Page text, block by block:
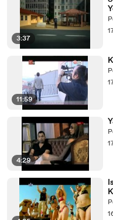
3:37
11:59
4:29